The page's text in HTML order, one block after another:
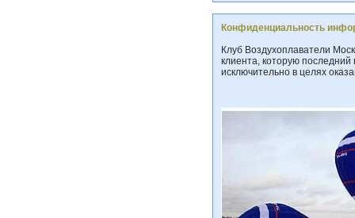
Конфиденциальность
Клуб Воздухоплаватели
клиента, которую
исключительно в целях